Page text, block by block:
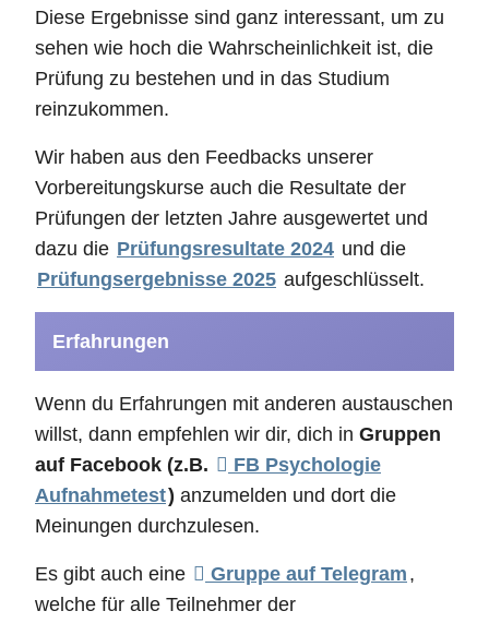
Diese Ergebnisse sind ganz interessant, um zu
sehen wie hoch die Wahrscheinlichkeit ist, die
Prüfung zu bestehen und in das Studium
reinzukommen.
Wir haben aus den Feedbacks unserer
Vorbereitungskurse auch die Resultate der
Prüfungen der letzten Jahre ausgewertet und
dazu die Prüfungsresultate 2024 und die
Prüfungsergebnisse 2025 aufgeschlüsselt.
Erfahrungen
Wenn du Erfahrungen mit anderen austauschen
willst, dann empfehlen wir dir, dich in Gruppen
auf Facebook (z.B.
FB Psychologie
Aufnahmetest) anzumelden und dort die
Meinungen durchzulesen.
Es gibt auch eine Gruppe auf Telegram ,
welche für alle Teilnehmer der